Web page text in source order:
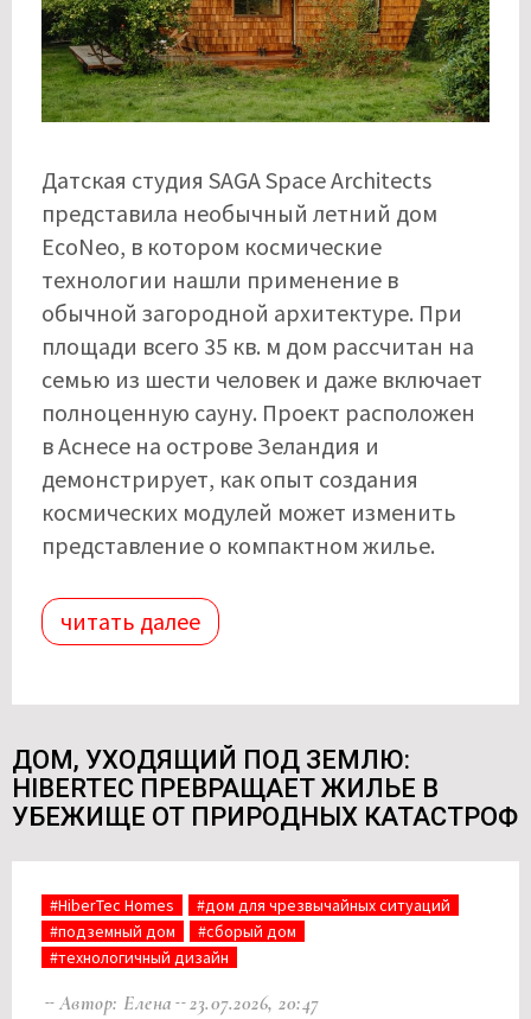
Датская студия SAGA Space Architects
представила необычный летний дом
EcoNeo, в котором космические
технологии нашли применение в
обычной загородной архитектуре. При
площади всего 35 кв. м дом рассчитан на
семью из шести человек и даже включает
полноценную сауну. Проект расположен
в Аснесе на острове Зеландия и
демонстрирует, как опыт создания
космических модулей может изменить
представление о компактном жилье.
читать далее
ДОМ, УХОДЯЩИЙ ПОД ЗЕМЛЮ:
HIBERTEC ПРЕВРАЩАЕТ ЖИЛЬЕ В
УБЕЖИЩЕ ОТ ПРИРОДНЫХ КАТАСТРОФ
#HiberTec Homes
#дом для чрезвычайных ситуаций
#подземный дом
#сборый дом
#технологичный дизайн
Автор: Елена 23.07.2026, 20:47